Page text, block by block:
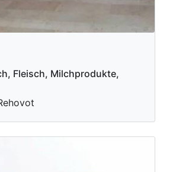
Fleisch, Milchprodukte,